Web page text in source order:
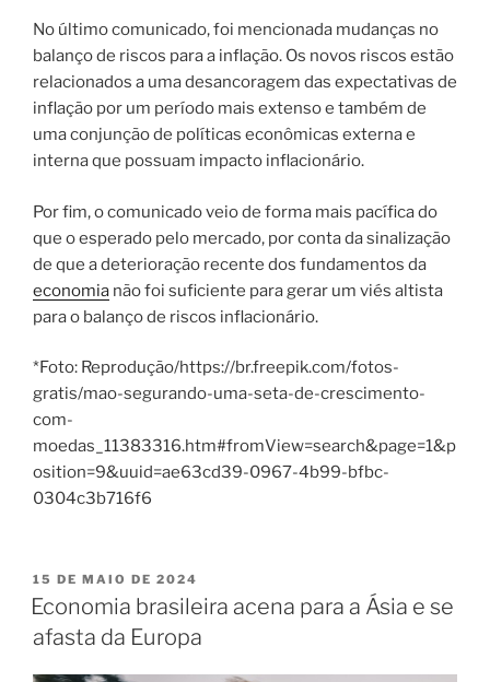
No último comunicado, foi mencionada mudanças no
balanço de riscos para a inflação. Os novos riscos estão
relacionados a uma desancoragem das expectativas de
inflação por um período mais extenso e também de
uma conjunção de políticas econômicas externa e
interna que possuam impacto inflacionário.
Por fim, o comunicado veio de forma mais pacífica do
que o esperado pelo mercado, por conta da sinalização
de que a deterioração recente dos fundamentos da
economia não foi suficiente para gerar um viés altista
para o balanço de riscos inflacionário.
*Foto: Reprodução/https://br.freepik.com/fotos-
gratis/mao-segurando-uma-seta-de-crescimento-
com-
moedas_11383316.htm#fromView=search&page=1&p
osition=9&uuid=ae63cd39-0967-4b99-bfbc-
0304c3b716f6
PUBLICADO
EM
15 DE MAIO DE 2024
Economia brasileira acena para a Ásia e se
afasta da Europa